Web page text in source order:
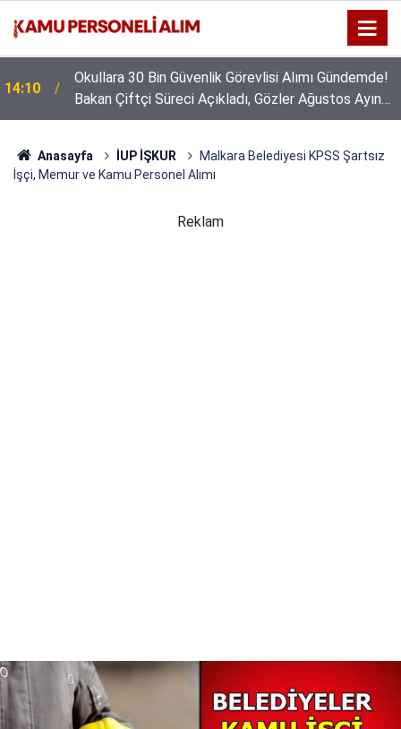
14:10
Okullara 30 Bin Güvenlik Görevlisi Alımı Gündemde!
Bakan Çiftçi Süreci Açıkladı, Gözler Ağustos Ayına
Çevrildi
Anasayfa İUP İŞKUR
Malkara Belediyesi KPSS Şartsız
İşçi, Memur ve Kamu Personel Alımı
Reklam